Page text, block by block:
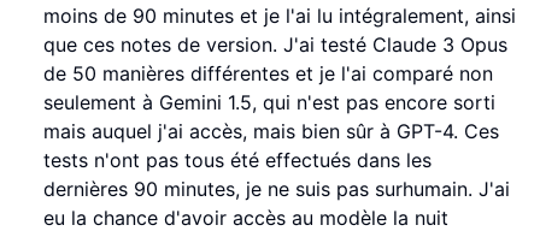
moins de 90 minutes et je l'ai lu intégralement, ainsi
que ces notes de version. J'ai testé Claude 3 Opus
de 50 manières différentes et je l'ai comparé non
seulement à Gemini 1.5, qui n'est pas encore sorti
mais auquel j'ai accès, mais bien sûr à GPT-4. Ces
tests n'ont pas tous été effectués dans les
dernières 90 minutes, je ne suis pas surhumain. J'ai
eu la chance d'avoir accès au modèle la nuit